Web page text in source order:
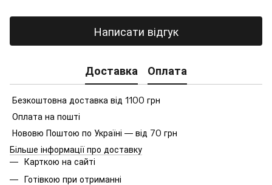
Написати відгук
Доставка Оплата
Безкоштовна доставка від 1100 грн
Оплата на пошті
Нововю Поштою по Україні — від 70 грн
Більше інформації про доставку
Карткою на сайті
Готівкою при отриманні